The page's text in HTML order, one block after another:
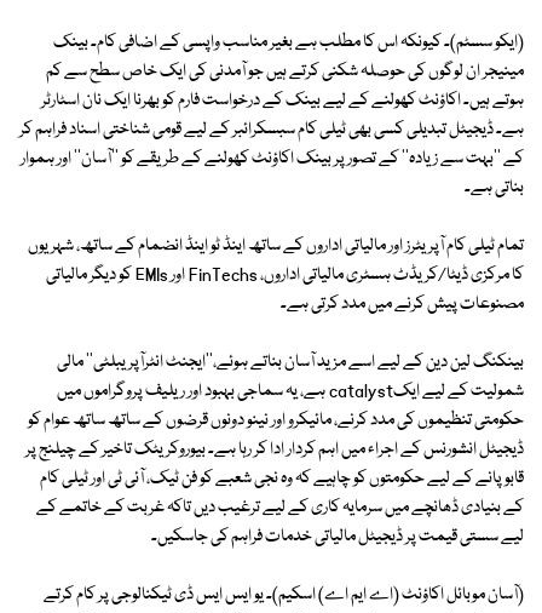
(ایکو سسٹم)۔ کیونکہ اس کا مطلب ہے بغیر مناسب واپسی کے اضافی کام۔ بینک
مینیجر ان لوگوں کی حوصلہ شکنی کرتے ہیں جو آمدنی کی ایک خاص سطح سے کم
ہوتے ہیں۔ اکاؤنٹ کھولنے کے لیے بینک کے درخواست فارم کو بھرنا ایک نان اسٹارٹر
ہے۔ ڈیجیٹل تبدیلی کسی بھی ٹیلی کام سبسکرائبر کے لیے قومی شناختی اسناد فراہم کر
کے ''بہت سے زیادہ'' کے تصور پر بینک اکاؤنٹ کھولنے کے طریقے کو ''آسان'' اور ہموار
بناتی ہے۔
تمام ٹیلی کام آپریٹرز اور مالیاتی اداروں کے ساتھ اینڈ ٹو اینڈ انضمام کے ساتھ، شہریوں
کا مرکزی ڈیٹا/کریڈٹ ہسٹری مالیاتی اداروں، FinTechs اور EMIs کو دیگر مالیاتی
مصنوعات پیش کرنے میں مدد کرتی ہے۔
بینکنگ لین دین کے لیے اسے مزید آسان بناتے ہوئے،''ایجنٹ انٹرآپریبلٹی'' مالی
شمولیت کے لیے ایکcatalyst ہے، یہ سماجی بہبود اور ریلیف پروگراموں میں
حکومتی تنظیموں کی مدد کرنے، مائیکرو اور نینو دونوں قرضوں کے ساتھ ساتھ عوام کو
ڈیجیٹل انشورنس کے اجراء میں اہم کردار ادا کر رہا ہے۔ بیوروکریٹک تاخیر کے چیلنج پر
قابو پانے کے لیے حکومتوں کو چاہیے کہ وہ نجی شعبے کو فن ٹیک، آئی ٹی اور ٹیلی کام
کے بنیادی ڈھانچے میں سرمایہ کاری کے لیے ترغیب دیں تاکہ غربت کے خاتمے کے
لیے سستی قیمت پر ڈیجیٹل مالیاتی خدمات فراہم کی جاسکیں۔
(آسان موبائل اکاؤنٹ (اے ایم اے) اسکیم)۔ یو ایس ایس ڈی ٹیکنالوجی پر کام کرتے